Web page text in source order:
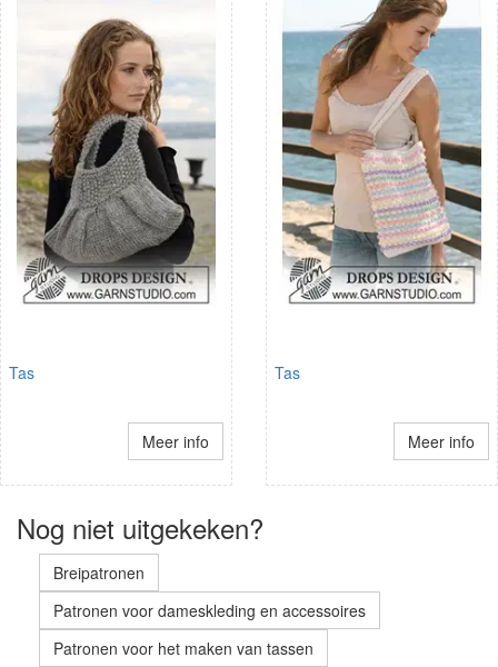
Tas
Meer info
Tas
Meer info
Nog niet uitgekeken?
Breipatronen
Patronen voor dameskleding en accessoires
Patronen voor het maken van tassen